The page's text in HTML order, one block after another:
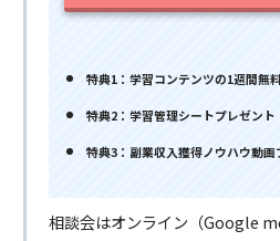
特典1：学習コンテンツの1週間無
特典2：学習管理シートプレゼント
特典3：副業収入獲得ノウハウ動画
相談会はオンライン（Google